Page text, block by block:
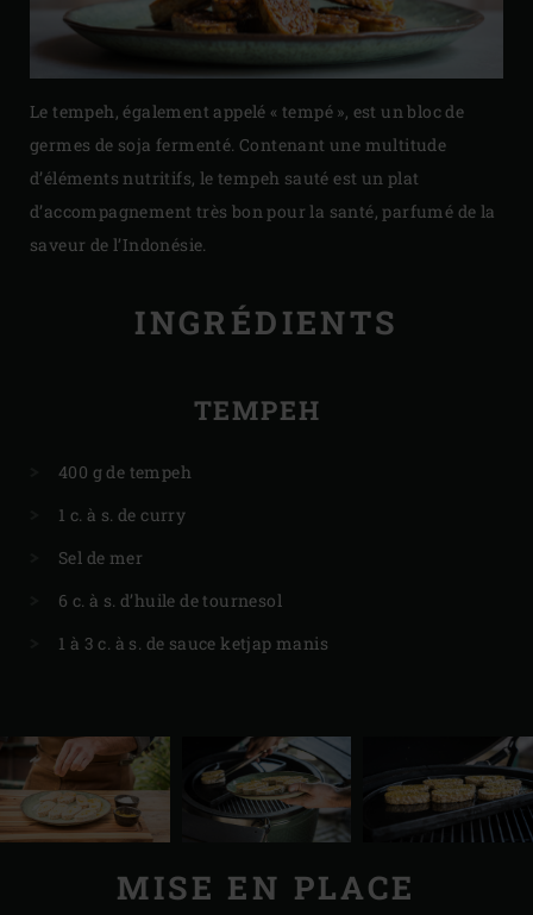
Le tempeh, également appelé « tempé », est un bloc de
germes de soja fermenté. Contenant une multitude
d’éléments nutritifs, le tempeh sauté est un plat
d’accompagnement très bon pour la santé, parfumé de la
saveur de l’Indonésie.
INGRÉDIENTS
TEMPEH
400 g de tempeh
1 c. à s. de curry
Sel de mer
6 c. à s. d’huile de tournesol
1 à 3 c. à s. de sauce ketjap manis
MISE EN PLACE